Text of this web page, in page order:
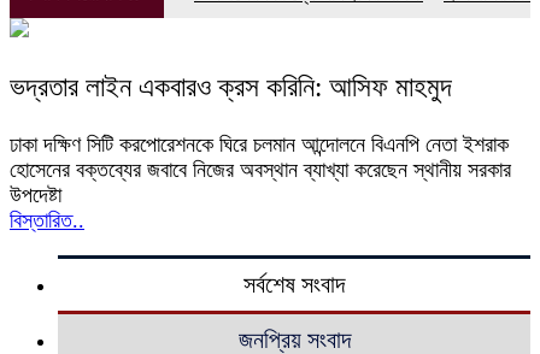
ভদ্রতার লাইন একবারও ক্রস করিনি: আসিফ মাহমুদ
ঢাকা দক্ষিণ সিটি করপোরেশনকে ঘিরে চলমান আন্দোলনে বিএনপি নেতা ইশরাক
হোসেনের বক্তব্যের জবাবে নিজের অবস্থান ব্যাখ্যা করেছেন স্থানীয় সরকার
উপদেষ্টা
বিস্তারিত..
সর্বশেষ সংবাদ
জনপ্রিয় সংবাদ